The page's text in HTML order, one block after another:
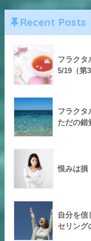
Recent Posts
フラクタ
5/19（第3
フラクタ
ただの錯
恨みは損
自分を
セリング